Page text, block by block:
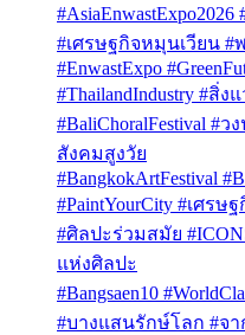
#เศรษฐกิจหมุนเวียน #
#EnwastExpo
#ThailandIndustry #สิ่
#BaliChoralFestival #
สังคมสูงวัย
#BangkokArtFestival
#PaintYourCity #เศรษ
#ศิลปะร่วมสมัย
แห่งศิลปะ
#Bangsaen10
#บางแสนรักษ์โลก #จา